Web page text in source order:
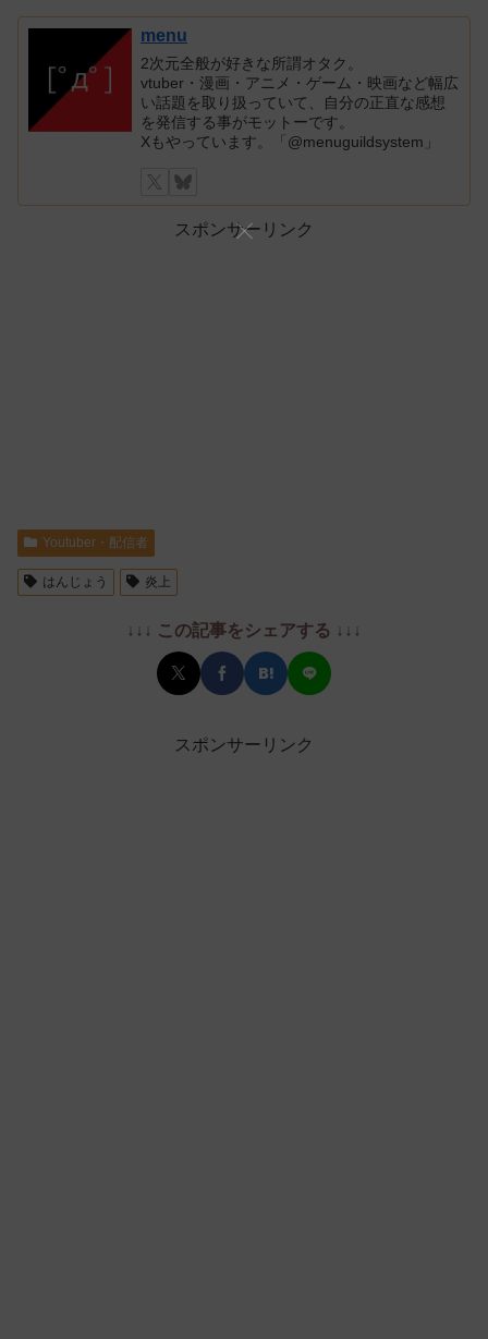
menu
2次元全般が好きな所謂オタク。
vtuber・漫画・アニメ・ゲーム・映画など幅広
い話題を取り扱っていて、自分の正直な感想
を発信する事がモットーです。
Xもやっています。「@menuguildsystem」
スポンサーリンク
Youtuber・配信者
はんじょう 炎上
↓↓↓ この記事をシェアする ↓↓↓
スポンサーリンク